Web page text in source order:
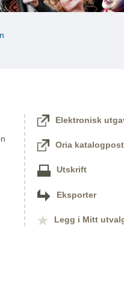
Elektronisk
Oria katalogpost
Utskrift
Eksporter
Legg i Mitt